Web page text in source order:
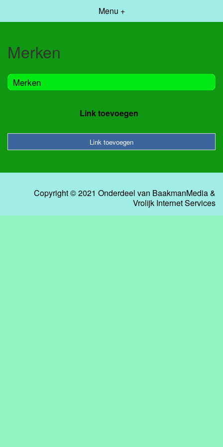
Menu +
Merken
Merken
Link toevoegen
Link toevoegen
Copyright © 2021 Onderdeel van BaakmanMedia&
Vrolijk Internet Services